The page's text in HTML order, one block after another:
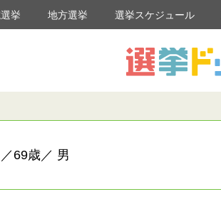
挙 地方選挙 選挙スケジュール
69歳／ 男